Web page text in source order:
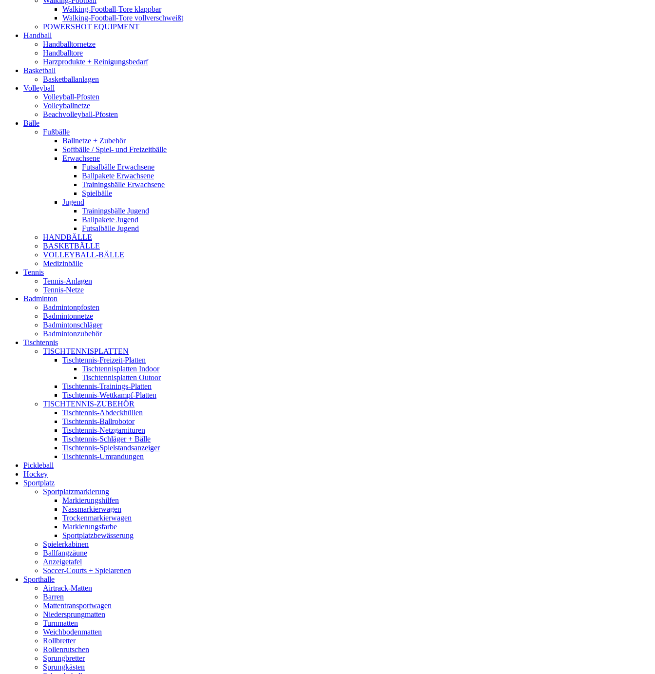
Walking-Football-Tore klappbar
Walking-Football-Tore vollverschweißt
POWERSHOT EQUIPMENT
Handball
Handballtornetze
Handballtore
Harzprodukte + Reinigungsbedarf
Basketball
Basketballanlagen
Volleyball
Volleyball-Pfosten
Volleyballnetze
Beachvolleyball-Pfosten
Bälle
Fußbälle
Ballnetze + Zubehör
Softbälle / Spiel- und Freizeitbälle
Erwachsene
Futsalbälle Erwachsene
Ballpakete Erwachsene
Trainingsbälle Erwachsene
Spielbälle
Jugend
Trainingsbälle Jugend
Ballpakete Jugend
Futsalbälle Jugend
HANDBÄLLE
BASKETBÄLLE
VOLLEYBALL-BÄLLE
Medizinbälle
Tennis
Tennis-Anlagen
Tennis-Netze
Badminton
Badmintonpfosten
Badmintonnetze
Badmintonschläger
Badmintonzubehör
Tischtennis
TISCHTENNISPLATTEN
Tischtennis-Freizeit-Platten
Tischtennisplatten Indoor
Tischtennisplatten Outoor
Tischtennis-Trainings-Platten
Tischtennis-Wettkampf-Platten
TISCHTENNIS-ZUBEHÖR
Tischtennis-Abdeckhüllen
Tischtennis-Ballrobotor
Tischtennis-Netzgarnituren
Tischtennis-Schläger + Bälle
Tischtennis-Spielstandsanzeiger
Tischtennis-Umrandungen
Pickleball
Hockey
Sportplatz
Sportplatzmarkierung
Markierungshilfen
Nassmarkierwagen
Trockenmarkierwagen
Markierungsfarbe
Sportplatzbewässerung
Spielerkabinen
Ballfangzäune
Anzeigetafel
Soccer-Courts + Spielarenen
Sporthalle
Airtrack-Matten
Barren
Mattentransportwagen
Niedersprungmatten
Turnmatten
Weichbodenmatten
Rollbretter
Rollenrutschen
Sprungbretter
Sprungkästen